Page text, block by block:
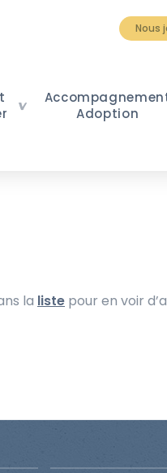
Nous
Adoption
la liste pour en voir